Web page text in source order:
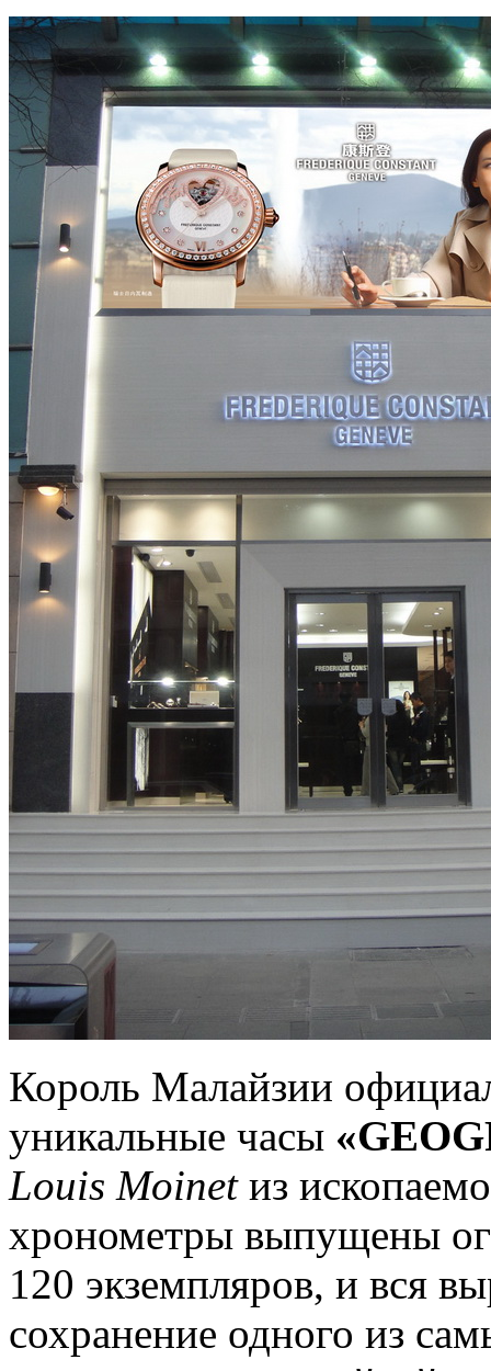
Король Малайзии
уникальные часы
Louis Moinetиз
хронометры выпущены
120 экземпляров, и вся
сохранение одного из